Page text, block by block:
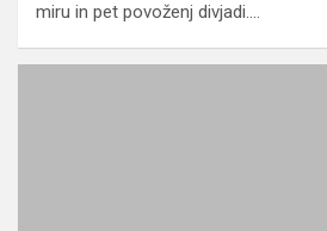
miru in pet povoženj divjadi.…